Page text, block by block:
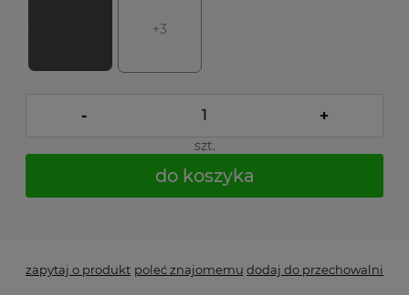
+3
- +
szt.
do koszyka
zapytaj o produkt poleć znajomemu dodaj do przechowalni